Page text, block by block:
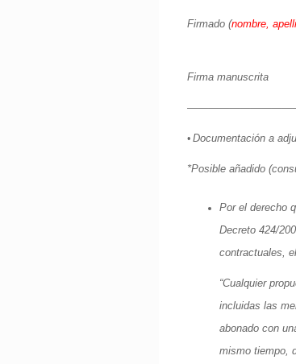
Firmado (nombre,
Firma manuscrita
• Documentación a
*Posible añadido
Por el derecho
Decreto 424/
contractuales,
“Cualquier
incluidas las
abonado con
mismo tiempo,